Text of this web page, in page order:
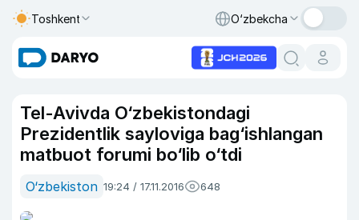
Toshkent O‘zbekcha
Tel-Avivda O‘zbekistondagi
Prezidentlik sayloviga bag‘ishlangan
matbuot forumi bo‘lib o‘tdi
O‘zbekiston 19:24 / 17.11.2016 648